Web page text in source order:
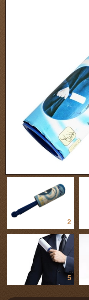
2
5